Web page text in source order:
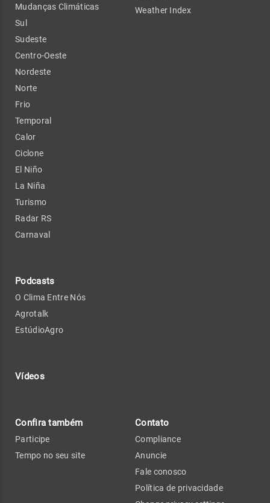
Mudanças Climáticas
Sul
Sudeste
Centro-Oeste
Nordeste
Norte
Frio
Temporal
Calor
Ciclone
El Niño
La Niña
Turismo
Radar RS
Carnaval
Podcasts
O Clima Entre Nós
Agrotalk
EstúdioAgro
Vídeos
Weather Index
Confira também
Participe
Tempo no seu site
Contato
Compliance
Anuncie
Fale conosco
Política de privacidade